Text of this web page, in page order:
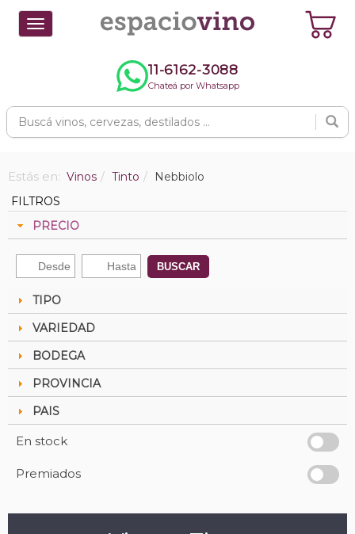
Toggle
navigation
11-6162-3088
Chateá por Whatsapp
Estás en: Vinos Tinto
Nebbiolo
FILTROS
PRECIO
BUSCAR
TIPO
VARIEDAD
BODEGA
PROVINCIA
PAIS
En stock
Premiados